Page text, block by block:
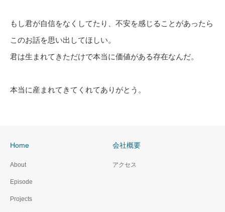
もし君が自信をなくしてたり、不安を感じることがあったら
このお話を思い出してほしい。
君は生まれてきただけで本当に価値がある存在なんだ。
本当に産まれてきてくれてありがとう。
Home
About
Episode
Projects
会社概要
アクセス